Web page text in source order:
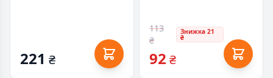
221 ₴
113
₴
Знижка 21
₴
92 ₴